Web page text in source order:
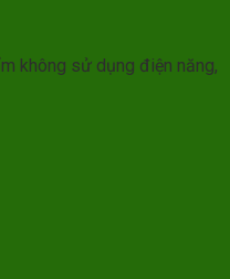
không sử dụng điện năng,